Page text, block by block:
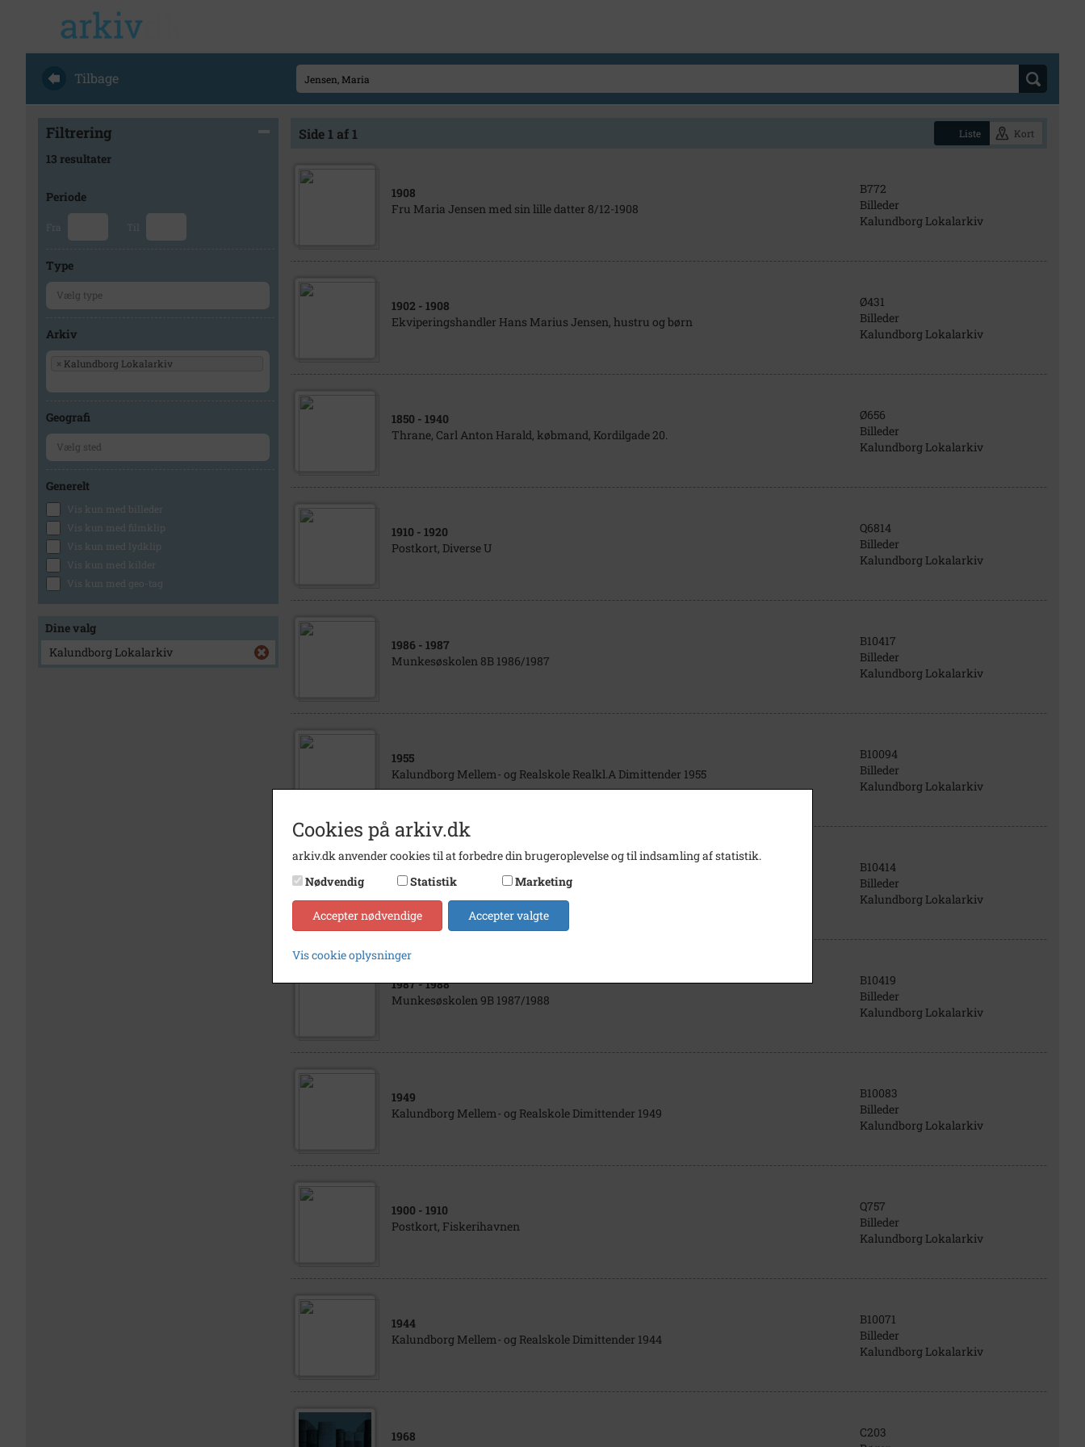
Tilbage
Filtrering
13 resultater
Periode
Fra Til
Type
Arkiv
× Kalundborg Lokalarkiv
Geografi
Generelt
Vis kun med billeder
Vis kun med filmklip
Vis kun med lydklip
Vis kun med kilder
Vis kun med geo-tag
Dine valg
Kalundborg Lokalarkiv
Side 1 af 1 Liste Kort
1908
Fru Maria Jensen med sin lille datter 8/12-1908
B772
Billeder
Kalundborg Lokalarkiv
1902 - 1908
Ekviperingshandler Hans Marius Jensen, hustru og børn
Ø431
Billeder
Kalundborg Lokalarkiv
1850 - 1940
Thrane, Carl Anton Harald, købmand, Kordilgade 20.
Ø656
Billeder
Kalundborg Lokalarkiv
1910 - 1920
Postkort, Diverse U
Q6814
Billeder
Kalundborg Lokalarkiv
1986 - 1987
Munkesøskolen 8B 1986/1987
B10417
Billeder
Kalundborg Lokalarkiv
1955
Kalundborg Mellem- og Realskole Realkl.A Dimittender 1955
B10094
Billeder
Kalundborg Lokalarkiv
Munkesøskolen 5B 1983/1984
B10414
Billeder
Kalundborg Lokalarkiv
1987- 1988
Munkesøskolen 9B 1987/1988
B10419
Billeder
Kalundborg Lokalarkiv
1949
Kalundborg Mellem- og Realskole Dimittender 1949
B10083
Billeder
Kalundborg Lokalarkiv
1900 - 1910
Postkort, Fiskerihavnen
Q757
Billeder
Kalundborg Lokalarkiv
1944
Kalundborg Mellem- og Realskole Dimittender 1944
B10071
Billeder
Kalundborg Lokalarkiv
1968
C203
Cookies på arkiv.dk
arkiv.dk anvender cookies til at forbedre din brugeroplevelse og til indsamling af statistik.
Nødvendig
Statistik Marketing
Accepter nødvendige Accepter valgte
Vis cookie oplysninger